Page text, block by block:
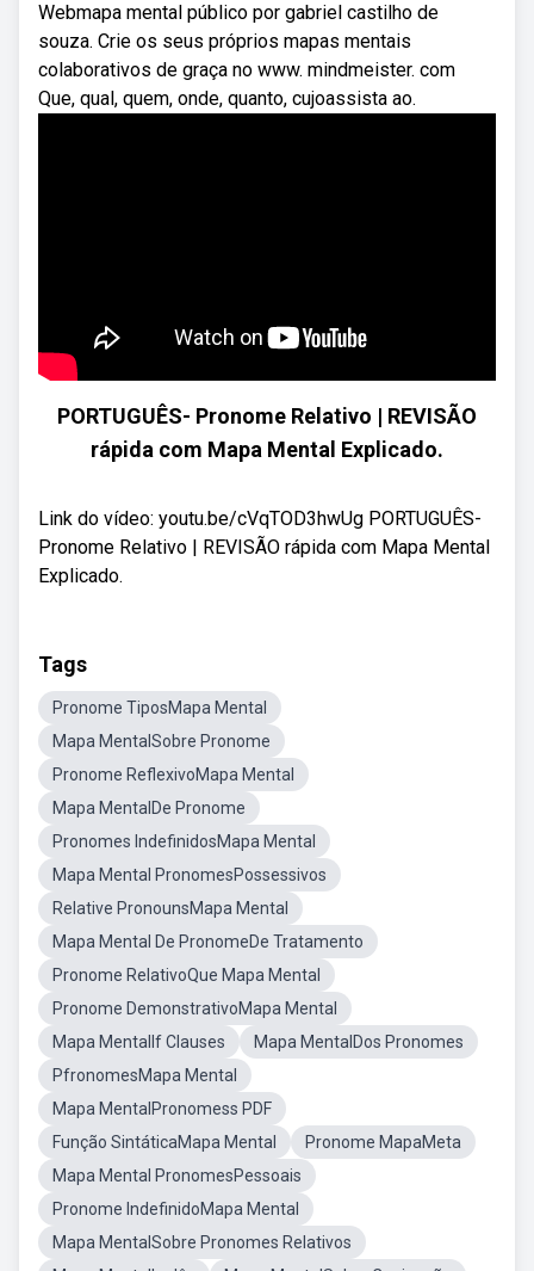
Webmapa mental público por gabriel castilho de
souza. Crie os seus próprios mapas mentais
colaborativos de graça no www. mindmeister. com
Que, qual, quem, onde, quanto, cujoassista ao.
PORTUGUÊS- Pronome Relativo | REVISÃO
rápida com Mapa Mental Explicado.
Link do vídeo: youtu.be/cVqTOD3hwUg PORTUGUÊS-
Pronome Relativo | REVISÃO rápida com Mapa Mental
Explicado.
Tags
Pronome TiposMapa Mental
Mapa MentalSobre Pronome
Pronome ReflexivoMapa Mental
Mapa MentalDe Pronome
Pronomes IndefinidosMapa Mental
Mapa Mental PronomesPossessivos
Relative PronounsMapa Mental
Mapa Mental De PronomeDe Tratamento
Pronome RelativoQue Mapa Mental
Pronome DemonstrativoMapa Mental
Mapa MentalIf Clauses
Mapa MentalDos Pronomes
PfronomesMapa Mental
Mapa MentalPronomess PDF
Função SintáticaMapa Mental
Pronome MapaMeta
Mapa Mental PronomesPessoais
Pronome IndefinidoMapa Mental
Mapa MentalSobre Pronomes Relativos